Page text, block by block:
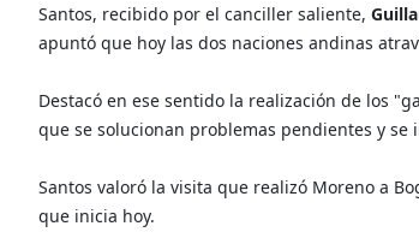
Santos, recibido por el canciller saliente,
apuntó que hoy las dos naciones andinas
Destacó en ese sentido la realización de los
que se solucionan problemas pendientes y se
Santos valoró la visita que realizó Moreno a
que inicia hoy.